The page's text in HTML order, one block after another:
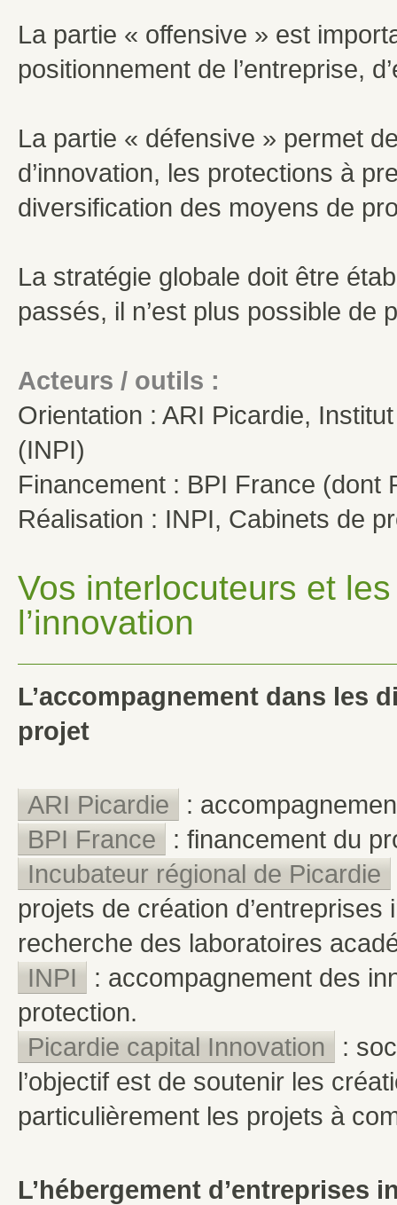
La partie « offensive » est
positionnement de l’entreprise,
La partie « défensive » permet
d’innovation, les protections à
diversification des moyens de
La stratégie globale doit être
passés, il n’est plus possible de
Acteurs / outils :
Orientation : ARI Picardie,
(INPI)
Financement : BPI France (dont
Réalisation : INPI, Cabinets de
Vos interlocuteurs et
l’innovation
L’accompagnement dans les
projet
ARI Picardie
:
BPI France
: financement du
Incubateur régional de Picardie
projets de création
recherche des laboratoires
INPI
: accompagnement des
protection.
Picardie capital Innovation
:
l’objectif est de soutenir les
particulièrement les projets à
L’hébergement d’entreprises